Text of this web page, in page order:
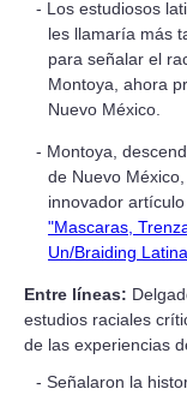
Los estudiosos
les llamaría más
para señalar el
Montoya, ahora
Nuevo México.
Montoya,
de Nuevo
innovador
"Mascaras,
Un/Braiding
Entre líneas:
estudios raciales
de las experiencias
Señalaron la